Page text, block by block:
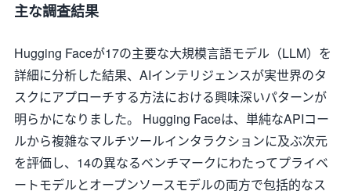
主な調査結果
Hugging Faceが17の主要な大規模言語モデル（LLM）を
詳細に分析した結果、AIインテリジェンスが実世界のタ
スクにアプローチする方法における興味深いパターンが
明らかになりました。 Hugging Faceは、単純なAPIコー
ルから複雑なマルチツールインタラクションに及ぶ次元
を評価し、14の異なるベンチマークにわたってプライベ
ートモデルとオープンソースモデルの両方で包括的なス